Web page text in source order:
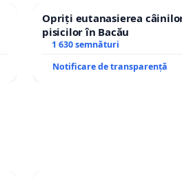
Opriți eutanasierea
pisicilor în Bacău
1 630 semnături
Notificare de transparență